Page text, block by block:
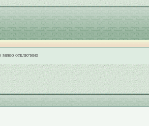
меню отключено